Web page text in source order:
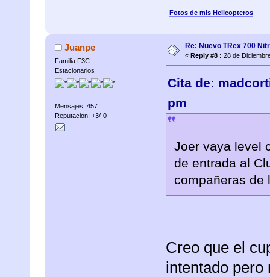
Fotos de mis Helicopteros
Juanpe
Familia F3C
Estacionarios
Mensajes: 457
Reputacion: +3/-0
Re: Nuevo TRex 700
« Reply #8 : 28 de
Cita de:
pm
Joer vaya level
de entrada al
compañeras de
Creo que el
intentado pero